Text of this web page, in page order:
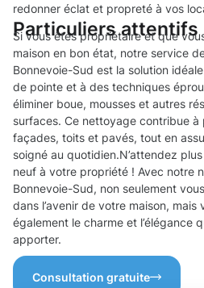
redonner éclat et propreté à vos
Particuliers attentifs
Si vous êtes propriétaire et que
maison en bon état, notre service
Bonnevoie-Sud est la solution
de pointe et à des techniques
éliminer boue, mousses et autres
surfaces. Ce nettoyage contribue
façades, toits et pavés, tout en
soigné au quotidien.N’attendez
neuf à votre propriété ! Avec notre
Bonnevoie-Sud, non seulement
dans l’avenir de votre maison, mais
également le charme et l’élégance
apporter.
Consultation gratuite